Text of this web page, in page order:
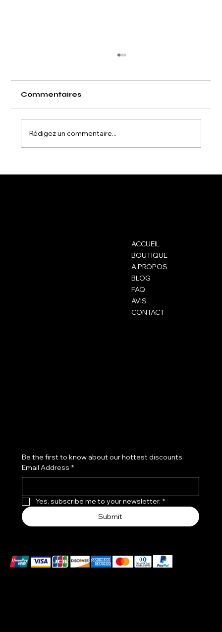
Commentaires
Rédigez un commentaire...
ACCUEIL
BOUTIQUE
A PROPOS
BLOG
FAQ
AVIS
CONTACT
Email Address *
Yes, subscribe me to your newsletter. *
Submit